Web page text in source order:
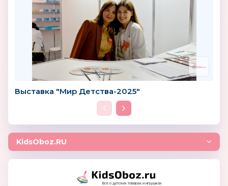
Выставка "Мир Детства-2025"
KidsOboz.RU
Всё о детских товарах и игрушках